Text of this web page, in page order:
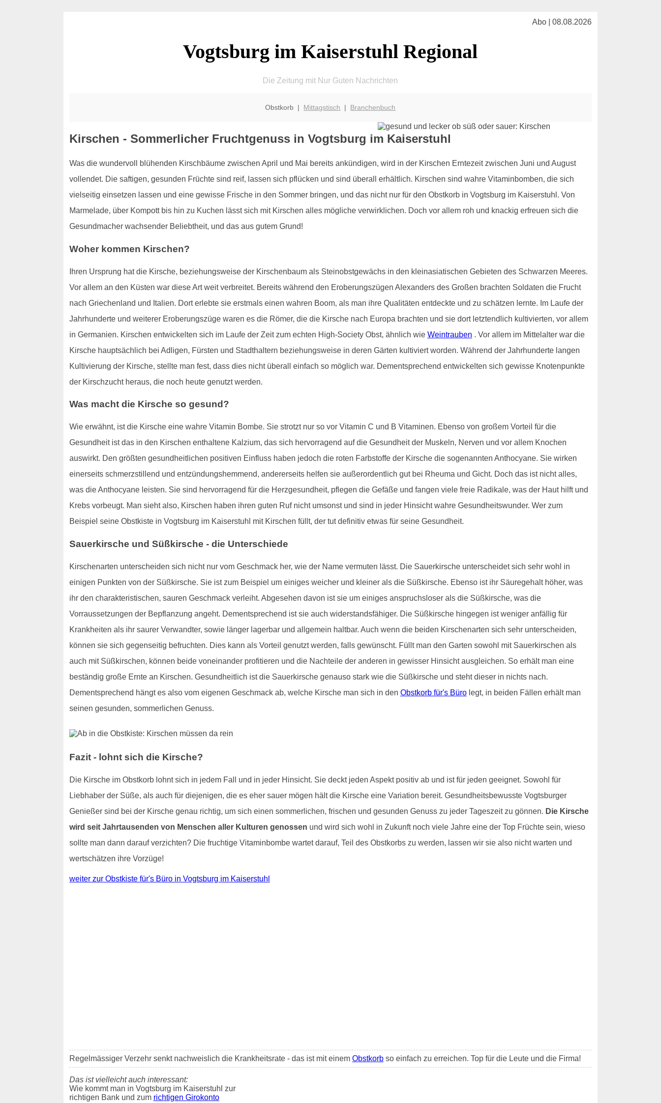
Abo | 08.08.2026
Vogtsburg im Kaiserstuhl Regional
Die Zeitung mit Nur Guten Nachrichten
Obstkorb | Mittagstisch | Branchenbuch
Kirschen - Sommerlicher Fruchtgenuss in Vogtsburg im Kaiserstuhl
Was die wundervoll blühenden Kirschbäume zwischen April und Mai bereits ankündigen, wird in der Kirschen Erntezeit zwischen Juni und August
vollendet. Die saftigen, gesunden Früchte sind reif, lassen sich pflücken und sind überall erhältlich. Kirschen sind wahre Vitaminbomben, die sich
vielseitig einsetzen lassen und eine gewisse Frische in den Sommer bringen, und das nicht nur für den Obstkorb in Vogtsburg im Kaiserstuhl. Von
Marmelade, über Kompott bis hin zu Kuchen lässt sich mit Kirschen alles mögliche verwirklichen. Doch vor allem roh und knackig erfreuen sich die
Gesundmacher wachsender Beliebtheit, und das aus gutem Grund!
Woher kommen Kirschen?
Ihren Ursprung hat die Kirsche, beziehungsweise der Kirschenbaum als Steinobstgewächs in den kleinasiatischen Gebieten des Schwarzen Meeres.
Vor allem an den Küsten war diese Art weit verbreitet. Bereits während den Eroberungszügen Alexanders des Großen brachten Soldaten die Frucht
nach Griechenland und Italien. Dort erlebte sie erstmals einen wahren Boom, als man ihre Qualitäten entdeckte und zu schätzen lernte. Im Laufe der
Jahrhunderte und weiterer Eroberungszüge waren es die Römer, die die Kirsche nach Europa brachten und sie dort letztendlich kultivierten, vor allem
in Germanien. Kirschen entwickelten sich im Laufe der Zeit zum echten High-Society Obst, ähnlich wie Weintrauben . Vor allem im Mittelalter war die
Kirsche hauptsächlich bei Adligen, Fürsten und Stadthaltern beziehungsweise in deren Gärten kultiviert worden. Während der Jahrhunderte langen
Kultivierung der Kirsche, stellte man fest, dass dies nicht überall einfach so möglich war. Dementsprechend entwickelten sich gewisse Knotenpunkte
der Kirschzucht heraus, die noch heute genutzt werden.
Was macht die Kirsche so gesund?
Wie erwähnt, ist die Kirsche eine wahre Vitamin Bombe. Sie strotzt nur so vor Vitamin C und B Vitaminen. Ebenso von großem Vorteil für die
Gesundheit ist das in den Kirschen enthaltene Kalzium, das sich hervorragend auf die Gesundheit der Muskeln, Nerven und vor allem Knochen
auswirkt. Den größten gesundheitlichen positiven Einfluss haben jedoch die roten Farbstoffe der Kirsche die sogenannten Anthocyane. Sie wirken
einerseits schmerzstillend und entzündungshemmend, andererseits helfen sie außerordentlich gut bei Rheuma und Gicht. Doch das ist nicht alles,
was die Anthocyane leisten. Sie sind hervorragend für die Herzgesundheit, pflegen die Gefäße und fangen viele freie Radikale, was der Haut hilft und
Krebs vorbeugt. Man sieht also, Kirschen haben ihren guten Ruf nicht umsonst und sind in jeder Hinsicht wahre Gesundheitswunder. Wer zum
Beispiel seine Obstkiste in Vogtsburg im Kaiserstuhl mit Kirschen füllt, der tut definitiv etwas für seine Gesundheit.
Sauerkirsche und Süßkirsche - die Unterschiede
Kirschenarten unterscheiden sich nicht nur vom Geschmack her, wie der Name vermuten lässt. Die Sauerkirsche unterscheidet sich sehr wohl in
einigen Punkten von der Süßkirsche. Sie ist zum Beispiel um einiges weicher und kleiner als die Süßkirsche. Ebenso ist ihr Säuregehalt höher, was
ihr den charakteristischen, sauren Geschmack verleiht. Abgesehen davon ist sie um einiges anspruchsloser als die Süßkirsche, was die
Vorraussetzungen der Bepflanzung angeht. Dementsprechend ist sie auch widerstandsfähiger. Die Süßkirsche hingegen ist weniger anfällig für
Krankheiten als ihr saurer Verwandter, sowie länger lagerbar und allgemein haltbar. Auch wenn die beiden Kirschenarten sich sehr unterscheiden,
können sie sich gegenseitig befruchten. Dies kann als Vorteil genutzt werden, falls gewünscht. Füllt man den Garten sowohl mit Sauerkirschen als
auch mit Süßkirschen, können beide voneinander profitieren und die Nachteile der anderen in gewisser Hinsicht ausgleichen. So erhält man eine
beständig große Ernte an Kirschen. Gesundheitlich ist die Sauerkirsche genauso stark wie die Süßkirsche und steht dieser in nichts nach.
Dementsprechend hängt es also vom eigenen Geschmack ab, welche Kirsche man sich in den Obstkorb für's Bürolegt, in beiden Fällen erhält man
seinen gesunden, sommerlichen Genuss.
Fazit - lohnt sich die Kirsche?
Die Kirsche im Obstkorb lohnt sich in jedem Fall und in jeder Hinsicht. Sie deckt jeden Aspekt positiv ab und ist für jeden geeignet. Sowohl für
Liebhaber der Süße, als auch für diejenigen, die es eher sauer mögen hält die Kirsche eine Variation bereit. Gesundheitsbewusste Vogtsburger
Genießer sind bei der Kirsche genau richtig, um sich einen sommerlichen, frischen und gesunden Genuss zu jeder Tageszeit zu gönnen. Die Kirsche
wird seit Jahrtausenden von Menschen aller Kulturen genossen und wird sich wohl in Zukunft noch viele Jahre eine der Top Früchte sein, wieso
sollte man dann darauf verzichten? Die fruchtige Vitaminbombe wartet darauf, Teil des Obstkorbs zu werden, lassen wir sie also nicht warten und
wertschätzen ihre Vorzüge!
weiter zur Obstkiste für's Büro in Vogtsburg im Kaiserstuhl
Regelmässiger Verzehr senkt nachweislich die Krankheitsrate - das ist mit einem Obstkorbso einfach zu erreichen. Top für die Leute und die Firma!
Das ist vielleicht auch interessant:
Wie kommt man in Vogtsburg im Kaiserstuhl zur
richtigen Bank und zum richtigen Girokonto